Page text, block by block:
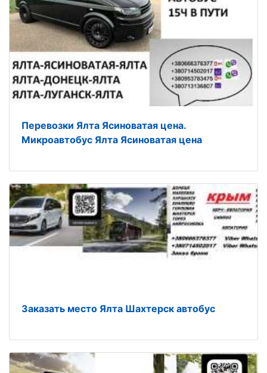
Перевозки Ялта Ясиноватая цена.
Микроавтобус Ялта Ясиноватая цена
Заказать место Ялта Шахтерск автобус